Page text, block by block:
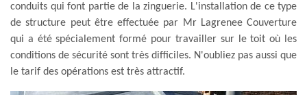
conduits qui font partie de la zinguerie. L'installation de ce type
de structure peut être effectuée par Mr Lagrenee Couverture
qui a été spécialement formé pour travailler sur le toit où les
conditions de sécurité sont très difficiles. N'oubliez pas aussi que
le tarif des opérations est très attractif.